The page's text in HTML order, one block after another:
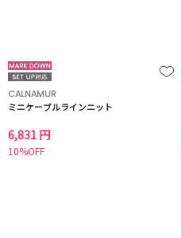
CALNAMUR
ミニケーブルラインニット
6,831 円
10%OFF